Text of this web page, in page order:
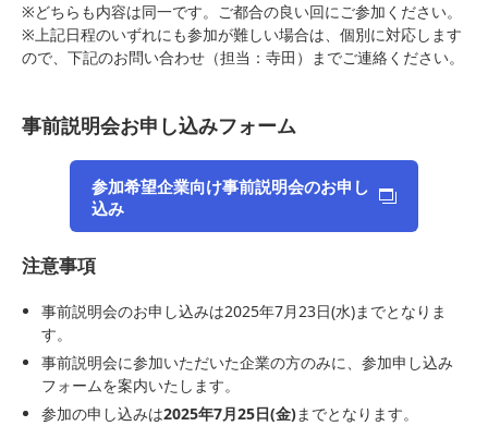
※どちらも内容は同一です。ご都合の良い回にご参加ください。
※上記日程のいずれにも参加が難しい場合は、個別に対応します
ので、下記のお問い合わせ（担当：寺田）までご連絡ください。
事前説明会お申し込みフォーム
参加希望企業向け事前説明会のお申し
込み
注意事項
事前説明会のお申し込みは2025年7月23日(水)までとなりま
す。
事前説明会に参加いただいた企業の方のみに、参加申し込み
フォームを案内いたします。
参加の申し込みは2025年7月25日(金)までとなります。